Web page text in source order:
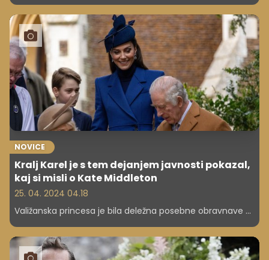
NOVICE
Kralj Karel je s tem dejanjem javnosti pokazal,
kaj si misli o Kate Middleton
25. 04. 2024 04.18
Valižanska princesa je bila deležna posebne obravnave ...